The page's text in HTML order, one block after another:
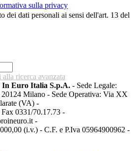
sulla privacy
dei dati personali ai sensi dell'art. 13 del
alla ricerca avanzata
In Euro Italia S.p.A. - Sede Legale:
Milano - Sede Operativa: Via XX
(VA) -
0331/70.17.73 -
-
(i.v.) - C.F. e P.Iva 05964900962 -